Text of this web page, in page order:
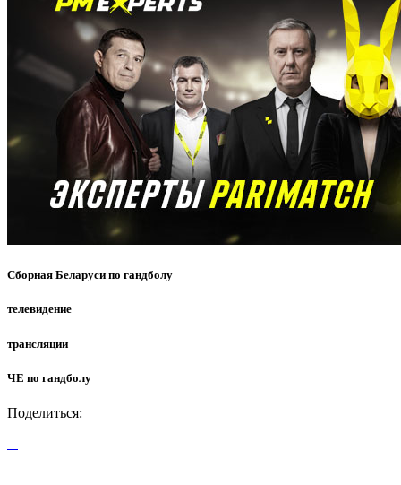
Сборная Беларуси по гандболу
телевидение
трансляции
ЧЕ по гандболу
Поделиться: